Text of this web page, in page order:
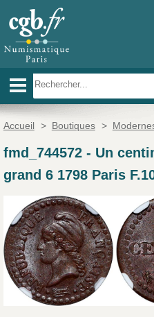
Accueil > Boutiques >
fmd_744572- Un
grand 6 1798 Paris